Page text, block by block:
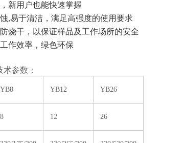
新用户也能快速掌握
,易于清洁，满足高强度的使用要求
烧干，以保证样品及工作场所的安全
作效率，绿色环保
术参数：
YB8 YB12 YB26
8 12 26